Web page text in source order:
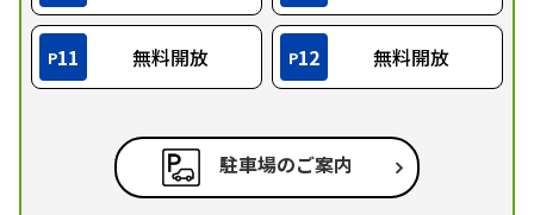
P11 無料開放 P12 無料開放
駐車場のご案内